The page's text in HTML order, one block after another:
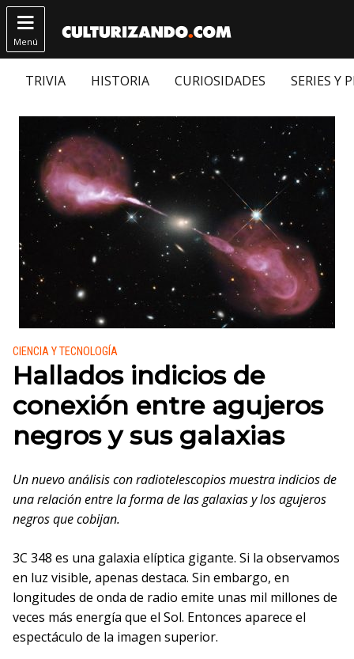

Menú
TRIVIA HISTORIA CURIOSIDADES SERIES Y
Publicado en:
CIENCIA Y TECNOLOGÍA
Hallados indicios de
conexión entre agujeros
negros y sus galaxias
Un nuevo análisis con radiotelescopios muestra indicios de
una relación entre la forma de las galaxias y los agujeros
negros que cobijan.
3C 348 es una galaxia elíptica gigante. Si la observamos
en luz visible, apenas destaca. Sin embargo, en
longitudes de onda de radio emite unas mil millones de
veces más energía que el Sol. Entonces aparece el
espectáculo de la imagen superior.